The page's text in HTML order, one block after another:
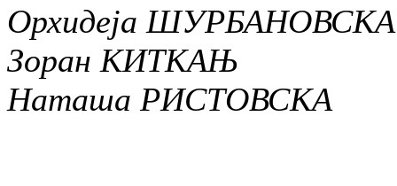
Орхидеја ШУРБАНОВСКА
Зоран КИТКАЊ
Наташа РИСТОВСКА